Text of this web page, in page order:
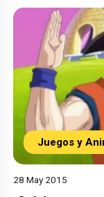
Juegos y
28 May 2015